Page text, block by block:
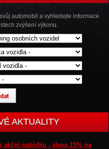
automobil a vyhledejte informace
zvýšení výkonu.
AKTUALITY
akční nabídku - sleva 15% na